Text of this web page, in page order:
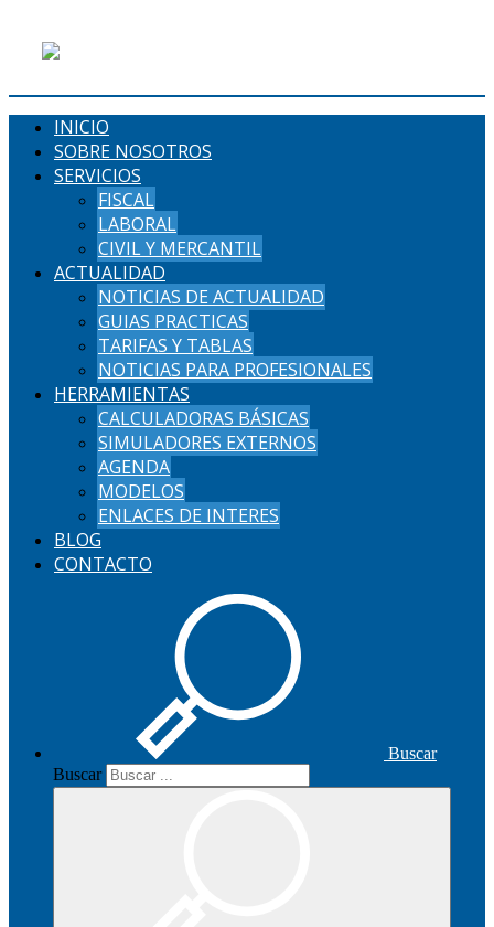
INICIO
SOBRE NOSOTROS
SERVICIOS
FISCAL
LABORAL
CIVIL Y MERCANTIL
ACTUALIDAD
NOTICIAS DE ACTUALIDAD
GUIAS PRACTICAS
TARIFAS Y TABLAS
NOTICIAS PARA PROFESIONALES
HERRAMIENTAS
CALCULADORAS BÁSICAS
SIMULADORES EXTERNOS
AGENDA
MODELOS
ENLACES DE INTERES
BLOG
CONTACTO
Buscar
Buscar